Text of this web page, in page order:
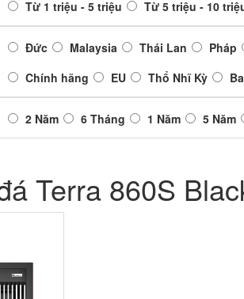
Từ 1 triệu - 5 triệu Từ 5 triệu - 10
Đức Malaysia Thái Lan Pháp
Chính hãng
EU Thổ Nhĩ Kỳ
2 Năm 6 Tháng 1 Năm 5 Năm
Terra 860S